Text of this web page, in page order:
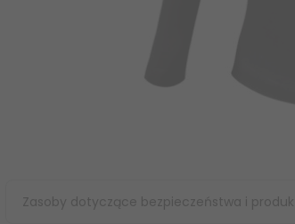
Zasoby dotyczące bezpieczeństwa i